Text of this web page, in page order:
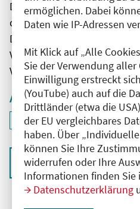
ermöglichen. Dabei
Daten wie IP-Adressen
Mit Klick auf „Alle
Sie der Verwendung aller
Einwilligung erstreckt
(YouTube) auch auf die
Drittländer (etwa die
der EU vergleichbares
haben. Über
können Sie Ihre
widerrufen oder Ihre
Informationen finden Sie
Datenschutzerklärung
Die hier aufgeführten
den unmittelbar vom
Die Ärztekammer Berlin
Verantwortung für den
Veranstalter.
Aktive Filter
Filter
ID: ANT-2500790
deaktivieren und
Sortieren nach